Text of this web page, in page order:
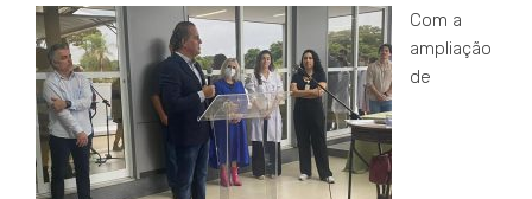
Com a
ampliação
de